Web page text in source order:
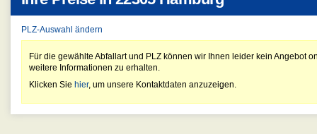
PLZ-Auswahl ändern
Für die gewählte Abfallart und PLZ können wir Ihnen leider kein Angebot
weitere Informationen zu erhalten.
Klicken Sie hier, um unsere Kontaktdaten anzuzeigen.